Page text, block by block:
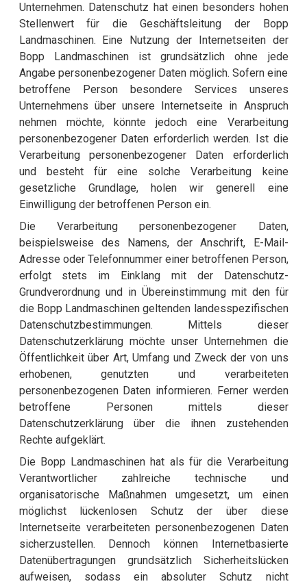
Unternehmen. Datenschutz hat einen besonders hohen
Stellenwert für die Geschäftsleitung der Bopp
Landmaschinen. Eine Nutzung der Internetseiten der
Bopp Landmaschinen ist grundsätzlich ohne jede
Angabe personenbezogener Daten möglich. Sofern eine
betroffene Person besondere Services unseres
Unternehmens über unsere Internetseite in Anspruch
nehmen möchte, könnte jedoch eine Verarbeitung
personenbezogener Daten erforderlich werden. Ist die
Verarbeitung personenbezogener Daten erforderlich
und besteht für eine solche Verarbeitung keine
gesetzliche Grundlage, holen wir generell eine
Einwilligung der betroffenen Person ein.
Die Verarbeitung personenbezogener Daten,
beispielsweise des Namens, der Anschrift, E-Mail-
Adresse oder Telefonnummer einer betroffenen Person,
erfolgt stets im Einklang mit der Datenschutz-
Grundverordnung und in Übereinstimmung mit den für
die Bopp Landmaschinen geltenden landesspezifischen
Datenschutzbestimmungen. Mittels dieser
Datenschutzerklärung möchte unser Unternehmen die
Öffentlichkeit über Art, Umfang und Zweck der von uns
erhobenen, genutzten und verarbeiteten
personenbezogenen Daten informieren. Ferner werden
betroffene Personen mittels dieser
Datenschutzerklärung über die ihnen zustehenden
Rechte aufgeklärt.
Die Bopp Landmaschinen hat als für die Verarbeitung
Verantwortlicher zahlreiche technische und
organisatorische Maßnahmen umgesetzt, um einen
möglichst lückenlosen Schutz der über diese
Internetseite verarbeiteten personenbezogenen Daten
sicherzustellen. Dennoch können Internetbasierte
Datenübertragungen grundsätzlich Sicherheitslücken
aufweisen, sodass ein absoluter Schutz nicht